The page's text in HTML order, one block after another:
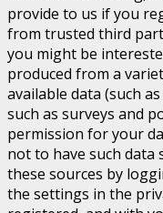
provide to us if you
from trusted third
you might be
produced from a
available data (such
such as surveys and
permission for your
not to have such data
these sources by
the settings in the